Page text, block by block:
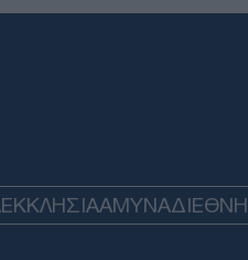
ΕΚΚΛΗΣΙΑΑΜΥΝΑΔΙΕΘΝΗ